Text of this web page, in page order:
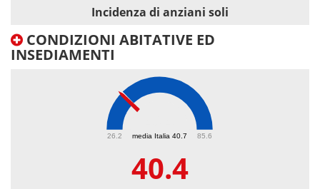
Incidenza di anziani soli
CONDIZIONI ABITATIVE ED
INSEDIAMENTI
media Italia 40.7
26.2 85.6
40.4